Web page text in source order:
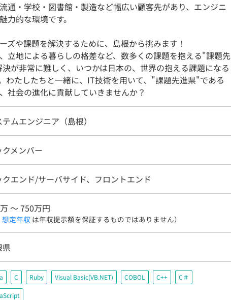
通・学校・図書館・製造など幅広い顧客先があり、エンジニ
力的な環境です。
や課題を解決するために、島根から挑みます！
立地による暮らしの格差など、数多くの課題を抱える"課題先
が非常に難しく、いつかは日本の、世界の抱える課題になる
わたしたちと一緒に、IT技術を用いて、"課題先進県"である
社会の進化に貢献していきませんか？
テムエンジニア（島根）
クメンバー
クエンド/サーバサイド、フロントエンド
〜 750万円
想定年収 は年収提示額を保証するものではありません）
県
C Ruby Visual Basic(VB.NET) COBOL C++ C＃